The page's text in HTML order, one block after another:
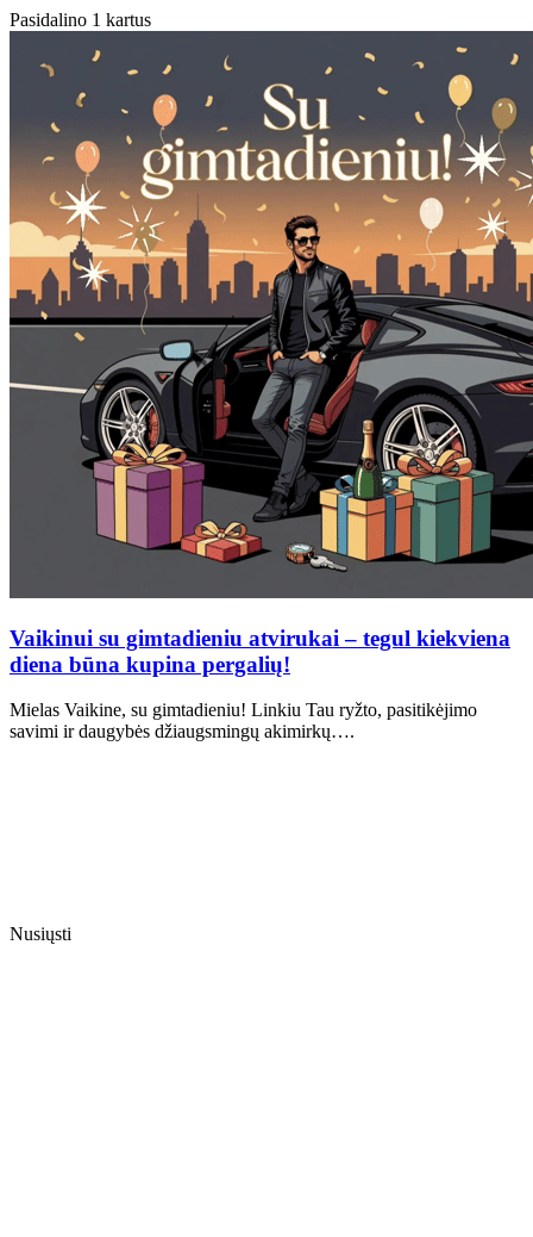
Pasidalino 1 kartus
Vaikinui su gimtadieniu atvirukai – tegul kiekviena
diena būna kupina pergalių!
Mielas Vaikine, su gimtadieniu! Linkiu Tau ryžto, pasitikėjimo
savimi ir daugybės džiaugsmingų akimirkų….
Nusiųsti